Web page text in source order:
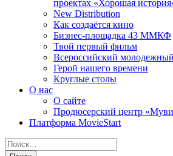
проектах «Хорошая
New Distribution
Как создаётся кино
Бизнес-площадка 43 ММКФ
Твой первый фильм
Всероссийский
Герой нашего времени
Круглые столы
О нас
О сайте
Продюсерский центр
Платформа MovieStart